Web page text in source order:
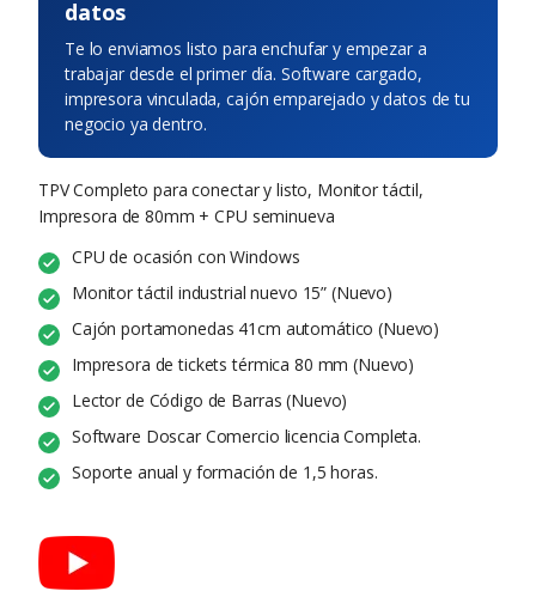
datos
Te lo enviamos listo para enchufar y empezar a
trabajar desde el primer día. Software cargado,
impresora vinculada, cajón emparejado y datos de tu
negocio ya dentro.
TPV Completo para conectar y listo, Monitor táctil,
Impresora de 80mm + CPU seminueva
CPU de ocasión con Windows
Monitor táctil industrial nuevo 15” (Nuevo)
Cajón portamonedas 41cm automático (Nuevo)
Impresora de tickets térmica 80 mm (Nuevo)
Lector de Código de Barras (Nuevo)
Software Doscar Comercio licencia Completa.
Soporte anual y formación de 1,5 horas.